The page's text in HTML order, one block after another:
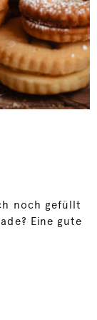
noch gefüllt
Eine gute